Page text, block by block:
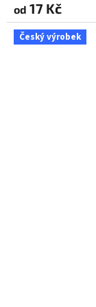
od 17 Kč
Český výrobek